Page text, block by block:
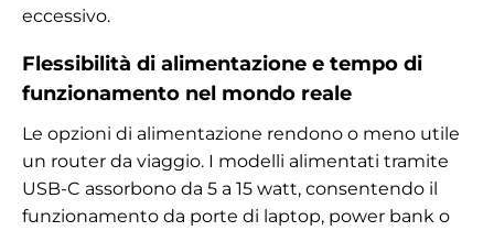
eccessivo.
Flessibilità di alimentazione e tempo di
funzionamento nel mondo reale
Le opzioni di alimentazione rendono o meno utile
un router da viaggio. I modelli alimentati tramite
USB-C assorbono da 5 a 15 watt, consentendo il
funzionamento da porte di laptop, power bank o